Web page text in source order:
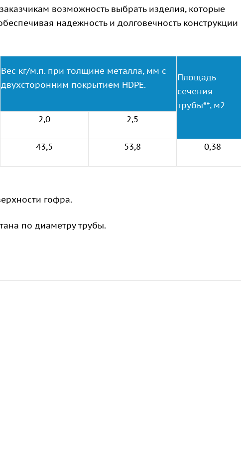
возможность выбрать изделия, которые
надежность и долговечность конструкции
Вес кг/м.п. при толщине металла, мм с
двухсторонним покрытием HDPE.
Площадь
сечения
трубы**, м2
2,0 2,5
43,5 53,8 0,38
гофра.
по диаметру трубы.